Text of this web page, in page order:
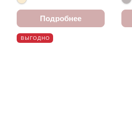
Подробнее
ВЫГОДНО